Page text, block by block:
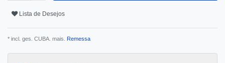
Lista de Desejos
* incl. ges. CUBA. mais. Remessa